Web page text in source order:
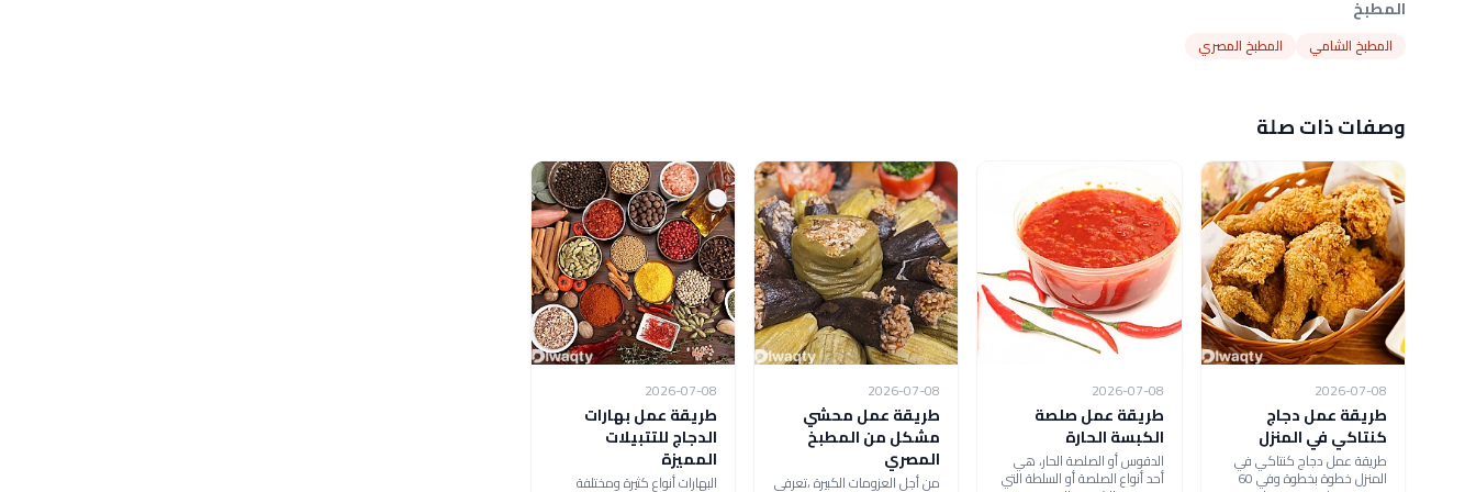
المطبخ
المطبخ الشامي المطبخ المصري
وصفات ذات صلة
2026-07-08
طريقة عمل دجاج
كنتاكي في المنزل
طريقة عمل دجاج كنتاكي في
المنزل خطوة بخطوة وفي 60
2026-07-08
طريقة عمل صلصة
الكبسة الحارة
الدقوس أو الصلصة الحار، هي
أحد أنواع الصلصة أو السلطة التي
2026-07-08
طريقة عمل محشي
مشكل من المطبخ
المصري
من أجل العزومات الكبيرة ،تعرفي
2026-07-08
طريقة عمل بهارات
الدجاج للتتبيلات
المميزة
البهارات أنواع كثيرة ومختلفة